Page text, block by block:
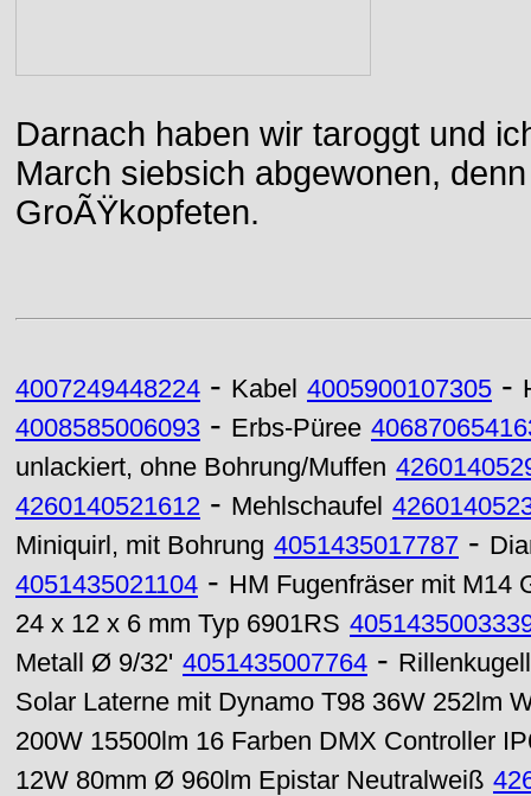
Darnach haben wir taroggt und
March siebsich abgewonen,
GroÃŸkopfeten.
4007249448224 - Kabel 4005900107305 -
4008585006093 - Erbs-Püree
unlackiert, ohne Bohrung/Muffen
4260140521612 - Mehlschaufel
Miniquirl, mit Bohrung 4051435017787 -
4051435021104 - HM Fugenfräser mit M14
24 x 12 x 6 mm Typ 6901RS
Metall Ø 9/32' 4051435007764 -
Solar Laterne mit Dynamo T98 36W 252lm
200W 15500lm 16 Farben DMX Controller
12W 80mm Ø 960lm Epistar Neutralweiß